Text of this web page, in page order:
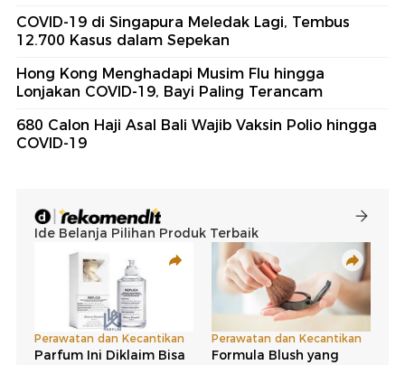
COVID-19 di Singapura Meledak Lagi, Tembus
12.700 Kasus dalam Sepekan
Hong Kong Menghadapi Musim Flu hingga
Lonjakan COVID-19, Bayi Paling Terancam
680 Calon Haji Asal Bali Wajib Vaksin Polio hingga
COVID-19